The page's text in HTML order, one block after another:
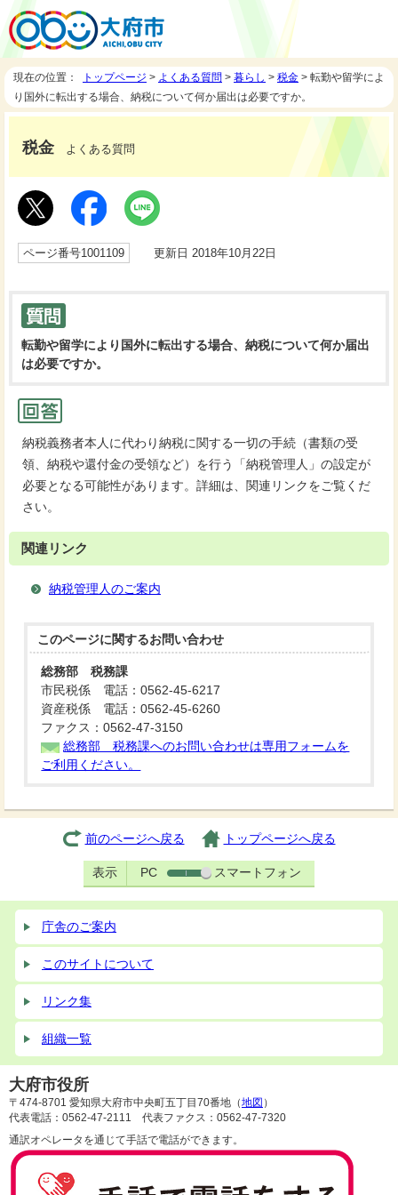
現在の位置： トップページ > よくある質問 > 暮らし > 税金 > 転勤や留学によ
り国外に転出する場合、納税について何か届出は必要ですか。
税金 よくある質問
ページ番号1001109 更新日 2018年10月22日
転勤や留学により国外に転出する場合、納税について何か届出
は必要ですか。
納税義務者本人に代わり納税に関する一切の手続（書類の受
領、納税や還付金の受領など）を行う「納税管理人」の設定が
必要となる可能性があります。詳細は、関連リンクをご覧くだ
さい。
関連リンク
納税管理人のご案内
このページに関するお問い合わせ
総務部 税務課
市民税係 電話：0562-45-6217
資産税係 電話：0562-45-6260
ファクス：0562-47-3150
総務部 税務課へのお問い合わせは専用フォームを
ご利用ください。
前のページへ戻る トップページへ戻る
表示 PC スマートフォン
庁舎のご案内
このサイトについて
リンク集
組織一覧
大府市役所
〒474-8701 愛知県大府市中央町五丁目70番地（地図 ）
代表電話：0562-47-2111 代表ファクス：0562-47-7320
通訳オペレータを通じて手話で電話ができます。